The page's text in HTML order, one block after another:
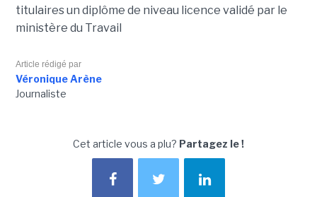
titulaires un diplôme de niveau licence validé par le
ministère du Travail
Article rédigé par
Véronique Arène
Journaliste
Cet article vous a plu? Partagez le !